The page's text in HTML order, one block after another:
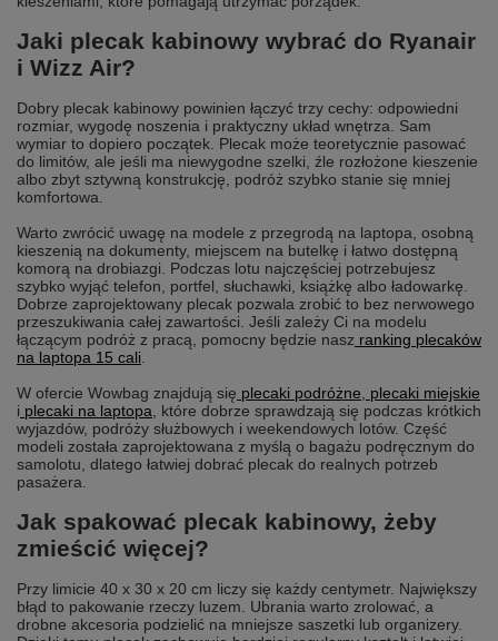
Jaki plecak kabinowy wybrać do Ryanair
i Wizz Air?
Dobry plecak kabinowy powinien łączyć trzy cechy: odpowiedni
rozmiar, wygodę noszenia i praktyczny układ wnętrza. Sam
wymiar to dopiero początek. Plecak może teoretycznie pasować
do limitów, ale jeśli ma niewygodne szelki, źle rozłożone kieszenie
albo zbyt sztywną konstrukcję, podróż szybko stanie się mniej
komfortowa.
Warto zwrócić uwagę na modele z przegrodą na laptopa, osobną
kieszenią na dokumenty, miejscem na butelkę i łatwo dostępną
komorą na drobiazgi. Podczas lotu najczęściej potrzebujesz
szybko wyjąć telefon, portfel, słuchawki, książkę albo ładowarkę.
Dobrze zaprojektowany plecak pozwala zrobić to bez nerwowego
przeszukiwania całej zawartości. Jeśli zależy Ci na modelu
łączącym podróż z pracą, pomocny będzie nasz ranking plecaków
na laptopa 15 cali
W ofercie Wowbag znajdują się plecaki podróżne
plecaki miejskie
i plecaki na laptopa , które dobrze sprawdzają się podczas krótkich
wyjazdów, podróży służbowych i weekendowych lotów. Część
modeli została zaprojektowana z myślą o bagażu podręcznym do
samolotu, dlatego łatwiej dobrać plecak do realnych potrzeb
pasażera.
Jak spakować plecak kabinowy, żeby
zmieścić więcej?
Przy limicie 40 x 30 x 20 cm liczy się każdy centymetr. Największy
błąd to pakowanie rzeczy luzem. Ubrania warto zrolować, a
drobne akcesoria podzielić na mniejsze saszetki lub organizery.